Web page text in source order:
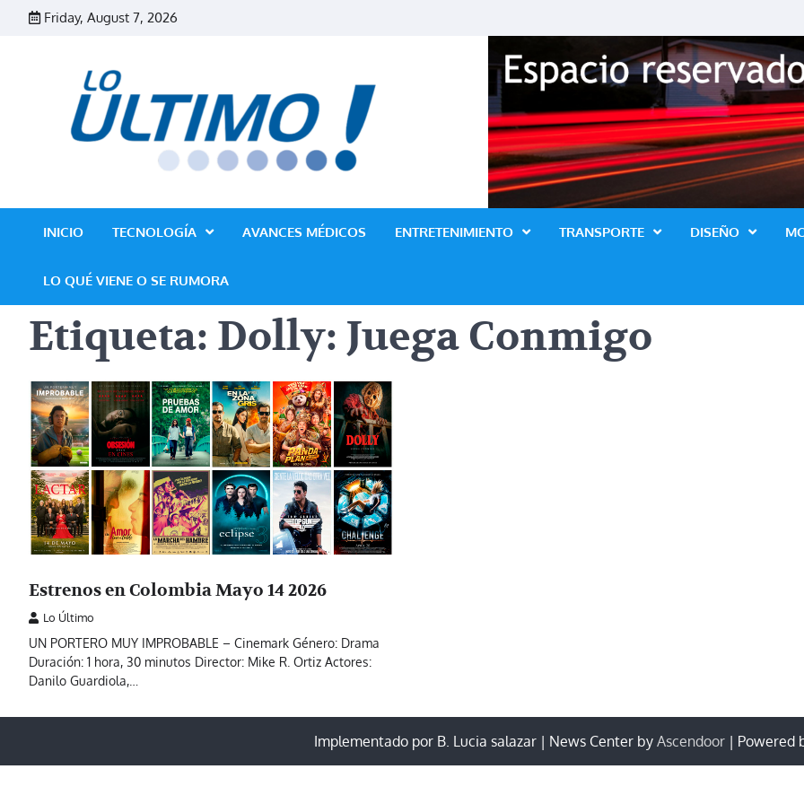
Friday, August 7, 2026
Revista Lo Ultimo
INICIO TECNOLOGÍA AVANCES MÉDICOS ENTRETENIMIENTO TRANSPORTE DISEÑO
LO QUÉ VIENE O SE RUMORA
Etiqueta: Dolly: Juega Conmigo
Estrenos en Colombia Mayo 14 2026
Lo Último
UN PORTERO MUY IMPROBABLE – Cinemark Género: Drama
Duración: 1 hora, 30 minutos Director: Mike R. Ortiz Actores:
Danilo Guardiola,…
Implementado por B. Lucia salazar | News Center by Ascendoor | Powered